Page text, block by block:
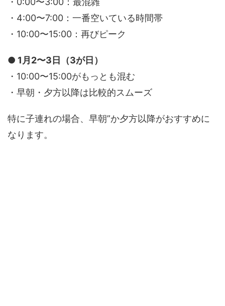
・4:00〜7:00：一番空いている時間帯
・10:00〜15:00：再びピーク
● 1月2〜3日（3が日）
・10:00〜15:00がもっとも混む
・早朝・夕方以降は比較的スムーズ
特に子連れの場合、早朝”か夕方以降がおすすめに
なります。